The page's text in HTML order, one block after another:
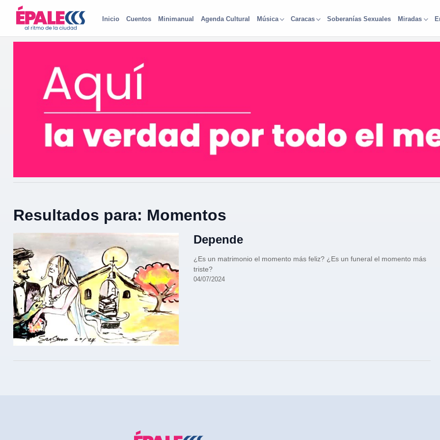
Inicio Cuentos Minimanual Agenda Cultural Música Caracas Soberanías Sexuales Miradas
Resultados para: Momentos
Depende
¿Es un matrimonio el momento más feliz? ¿Es un funeral el momento más
triste?
04/07/2024